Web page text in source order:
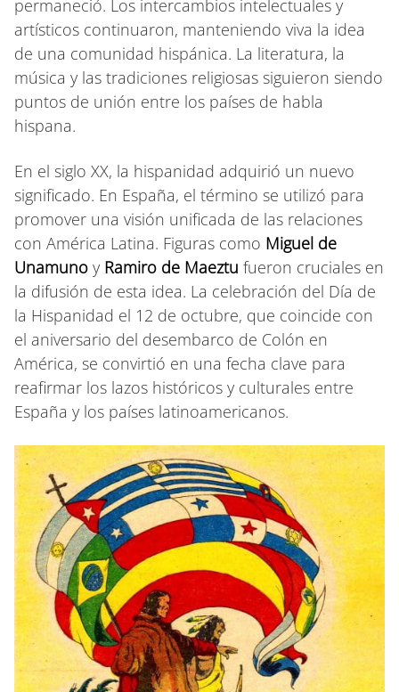
permaneció. Los intercambios intelectuales y
artísticos continuaron, manteniendo viva la idea
de una comunidad hispánica. La literatura, la
música y las tradiciones religiosas siguieron siendo
puntos de unión entre los países de habla
hispana.
En el siglo XX, la hispanidad adquirió un nuevo
significado. En España, el término se utilizó para
promover una visión unificada de las relaciones
con América Latina. Figuras como Miguel de
Unamuno y Ramiro de Maeztu fueron cruciales en
la difusión de esta idea. La celebración del Día de
la Hispanidad el 12 de octubre, que coincide con
el aniversario del desembarco de Colón en
América, se convirtió en una fecha clave para
reafirmar los lazos históricos y culturales entre
España y los países latinoamericanos.